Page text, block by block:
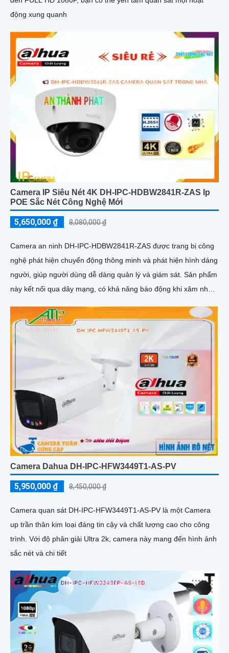
động xung quanh
Camera IP Siêu Nét 4K DH-IPC-HDBW2841R-ZAS Ip
POE Sắc Nét Công Nghệ Mới
5,650,000 ₫ 8,080,000 ₫
Camera an ninh DH-IPC-HDBW2841R-ZAS được trang bị công
nghệ phát hiện chuyển động thông minh và phát hiện hình dáng
người, giúp người dùng dễ dàng quản lý và giám sát. Sản phẩm
này kết nối qua dây mạng, có khả năng báo động khi xâm nhập
Camera Dahua DH-IPC-HFW3449T1-AS-PV
5,950,000 ₫ 8,450,000 ₫
Camera quan sát DH-IPC-HFW3449T1-AS-PV là một Camera
up trần thân kim loại đáng tin cậy và chất lượng cao cho công
trình. Với độ phân giải Ultra 2k, camera này mang đến hình ảnh
sắc nét và chi tiết